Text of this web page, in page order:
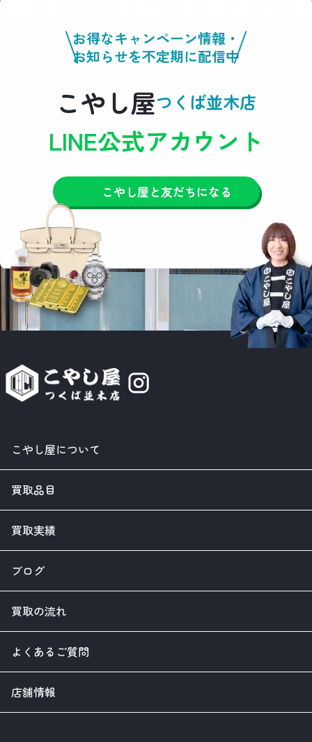
お得なキャンペーン情報・
お知らせを不定期に配信中
こやし屋つくば並木店
LINE公式アカウント
こやし屋と友だちになる
こやし屋について
買取品目
買取実績
ブログ
買取の流れ
よくあるご質問
店舗情報